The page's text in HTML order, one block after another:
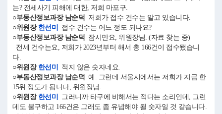
는? 전세사기 피해에 대한, 저희 마포구.
○부동산정보과장 남순덕 저희가 접수 건수는 알고 있습니다.
○위원장 한선미
접수 건수는 어느 정도 되나요?
○부동산정보과장 남순덕 잠시만요, 위원장님. (자료 찾는 중)
전세 건수는요, 저희가 2023년부터 해서 총 166건이 접수됐습니
다.
○위원장 한선미
적지 않은 숫자네요.
○부동산정보과장 남순덕 예. 그런데 서울시에서는 저희가 지금 한
15위 정도가 됩니다, 위원장님.
○위원장 한선미
그러니까 타구에 비해서는 적다는 소리인데, 그런
데도 불구하고 166건은 그래도 좀 유념해야 될 숫자일 것 같습니다.